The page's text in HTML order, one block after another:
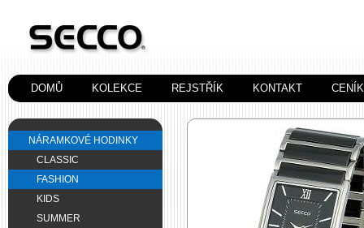
DOMŮ KOLEKCE REJSTŘÍK KONTAKT
NÁRAMKOVÉ HODINKY
CLASSIC
FASHION
KIDS
SUMMER